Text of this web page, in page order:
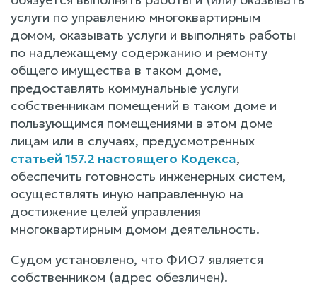
услуги по управлению многоквартирным
домом, оказывать услуги и выполнять работы
по надлежащему содержанию и ремонту
общего имущества в таком доме,
предоставлять коммунальные услуги
собственникам помещений в таком доме и
пользующимся помещениями в этом доме
лицам или в случаях, предусмотренных
статьей 157.2 настоящего Кодекса,
обеспечить готовность инженерных систем,
осуществлять иную направленную на
достижение целей управления
многоквартирным домом деятельность.
Судом установлено, что ФИО7 является
собственником (адрес обезличен).